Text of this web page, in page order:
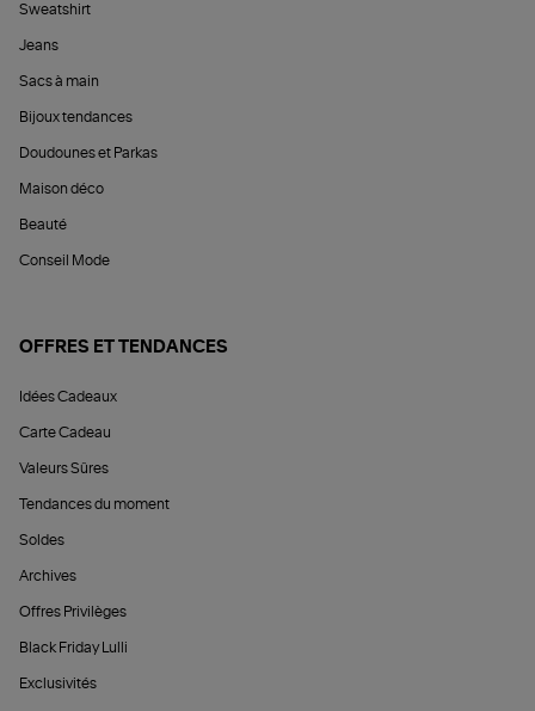
Sweatshirt
Jeans
Sacs à main
Bijoux tendances
Doudounes et Parkas
Maison déco
Beauté
Conseil Mode
OFFRES ET TENDANCES
Idées Cadeaux
Carte Cadeau
Valeurs Sûres
Tendances du moment
Soldes
Archives
Offres Privilèges
Black Friday Lulli
Exclusivités